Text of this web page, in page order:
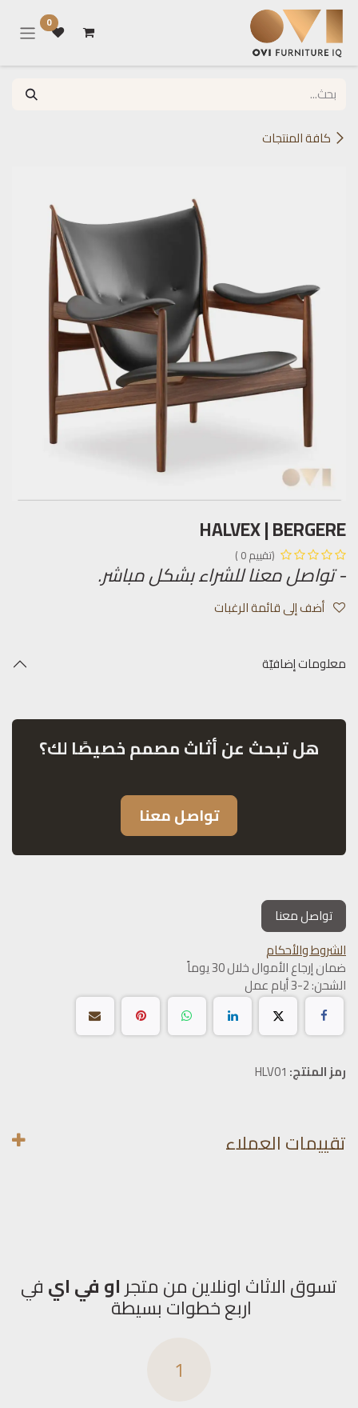
تخطي للذهاب إلى المحتوى
0
كافة المنتجات
HALVEX | BERGERE
(تقييم 0 )
- تواصل معنا للشراء بشكل مباشر.
أضف إلى قائمة الرغبات
معلومات إضافيّة
هل تبحث عن أثاث مصمم خصيصًا لك؟
تواصل معنا
تواصل معنا
الشروط والأحكام
ضمان إرجاع الأموال خلال 30 يوماً
الشحن: 2-3 أيام عمل
رمز المنتج: HLV01
تقييمات العملاء
تسوق الاثاث اونلاين من متجراو في ايفي
اربع خطوات بسيطة
1